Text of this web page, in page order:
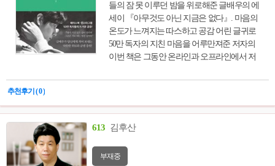
들의 잠 못 이루던 밤을 위로해준 글배우의 에
세이 『아무것도 아닌 지금은 없다』. 마음의
온도가 느껴지는 따스하고 공감 어린 글귀로
50만 독자의 지친 마음을 어루만져준 저자의
이번 책은 그동안 온라인과 오프라인에서 저
엮은 것이다. 담벼락에, 전봇대에 직접 써 붙
람들의 마음을 어루만져주었던 글들, 100회
이상의 강연에서 들려주었던 위로와 희망의
메시지들 가운데 뜨거운 반응을 끌어냈던 주
옥같은 글귀들을 담았다. 자존감, 진로와 꿈,
삶의 방향, 인간관계, 걱정과 고민을 줄이는
추천후기 ( 0 )
613 김후산
부재중